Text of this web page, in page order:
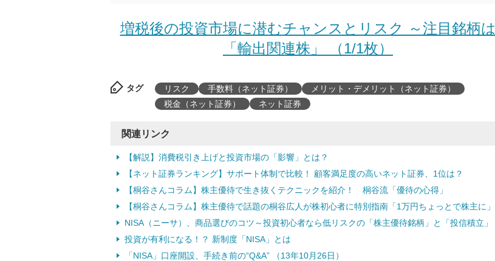
増税後の投資市場に潜むチャンスとリスク ～注目銘柄は
「輸出関連株」 （1/1枚）
タグ リスク 手数料（ネット証券）
メリット・デメリット（ネット証券）
税金（ネット証券）
ネット証券
関連リンク
【解説】消費税引き上げと投資市場の「影響」とは？
【ネット証券ランキング】サポート体制で比較！ 顧客満足度の高いネット証券、1位は？
【桐谷さんコラム】株主優待で生き抜くテクニックを紹介！ 桐谷流「優待の心得」
【桐谷さんコラム】株主優待で話題の桐谷広人が株初心者に特別指南「1万円ちょっとで株主に」
NISA（ニーサ）、商品選びのコツ～投資初心者なら低リスクの「株主優待銘柄」と「投信積立」
投資が有利になる！？ 新制度「NISA」とは
「NISA」口座開設、手続き前の“Q&A” （13年10月26日）